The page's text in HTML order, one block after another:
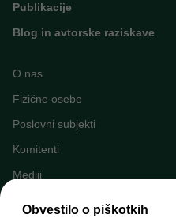
Publikacije
Blog in avtorske raziskave
O nas
Fizične osebe
Poslovni subjekti
Komitenti
Mediji
Obvestilo o piškotkih